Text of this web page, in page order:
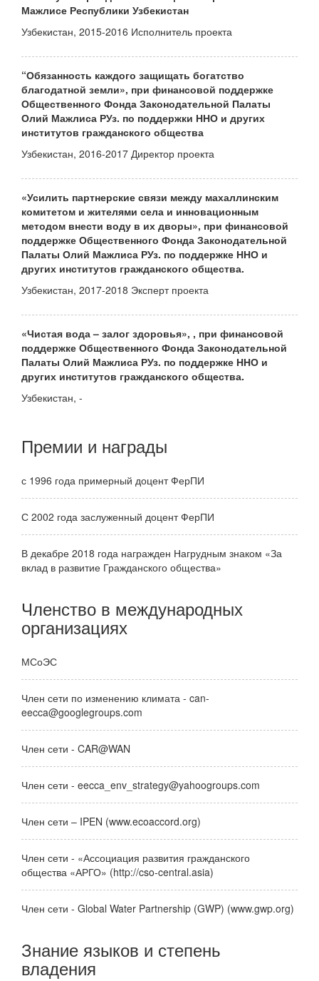
Мажлисе Республики Узбекистан
Узбекистан, 2015-2016 Исполнитель проекта
“Обязанность каждого защищать богатство
благодатной земли», при финансовой поддержке
Общественного Фонда Законодательной Палаты
Олий Мажлиса РУз. по поддержки ННО и других
институтов гражданского общества
Узбекистан, 2016-2017 Директор проекта
«Усилить партнерские связи между махаллинским
комитетом и жителями села и инновационным
методом внести воду в их дворы», при финансовой
поддержке Общественного Фонда Законодательной
Палаты Олий Мажлиса РУз. по поддержке ННО и
других институтов гражданского общества.
Узбекистан, 2017-2018 Эксперт проекта
«Чистая вода – залог здоровья», , при финансовой
поддержке Общественного Фонда Законодательной
Палаты Олий Мажлиса РУз. по поддержке ННО и
других институтов гражданского общества.
Узбекистан, -
Премии и награды
с 1996 года примерный доцент ФерПИ
С 2002 года заслуженный доцент ФерПИ
В декабре 2018 года награжден Нагрудным знаком «За
вклад в развитие Гражданского общества»
Членство в международных
организациях
МСоЭС
Член сети по изменению климата - can-
eecca@googlegroups.com
Член сети - CAR@WAN
Член сети - eecca_env_strategy@yahoogroups.com
Член сети – IPEN (www.ecoaccord.org)
Член сети - «Ассоциация развития гражданского
общества «АРГО» (http://cso-central.asia)
Член сети - Global Water Partnership (GWP) (www.gwp.org)
Знание языков и степень
владения